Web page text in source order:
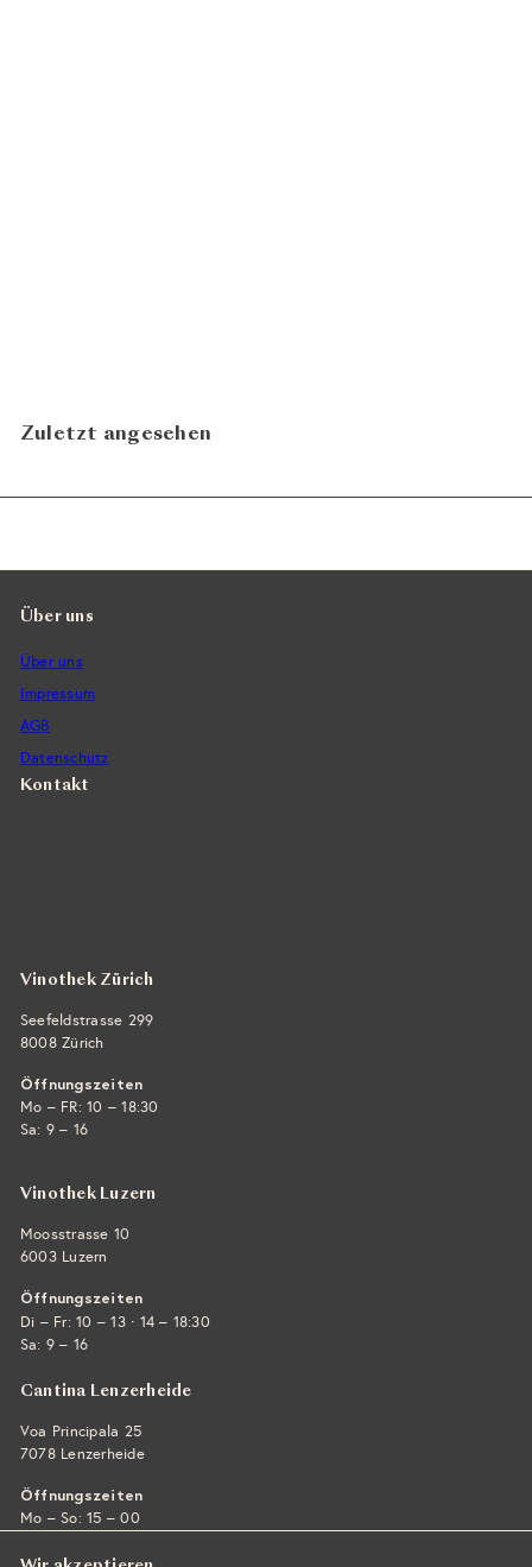
Zuletzt angesehen
Über uns
Über uns
Impressum
AGB
Datenschutz
Kontakt
Vinothek Zürich
Seefeldstrasse 299
8008 Zürich
Öffnungszeiten
Mo – FR: 10 – 18:30
Sa: 9 – 16
Vinothek Luzern
Moosstrasse 10
6003 Luzern
Öffnungszeiten
Di – Fr: 10 – 13 · 14 – 18:30
Sa: 9 – 16
Cantina Lenzerheide
Voa Principala 25
7078 Lenzerheide
Öffnungszeiten
Mo – So: 15 – 00